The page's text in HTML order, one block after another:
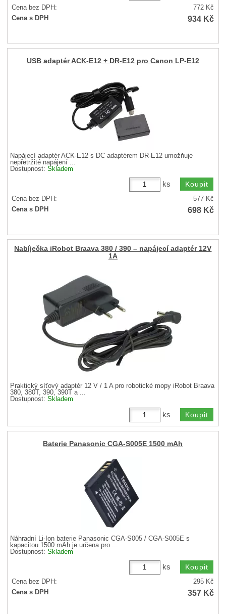
Cena bez DPH: 772 Kč
Cena s DPH
934 Kč
USB adaptér ACK-E12 + DR-E12 pro Canon LP-E12
Napájecí adaptér ACK-E12 s DC adaptérem DR-E12 umožňuje
nepřetržité napájení ...
Dostupnost:Skladem
ks
Cena bez DPH: 577 Kč
Cena s DPH
698 Kč
Nabíječka iRobot Braava 380 / 390 – napájecí adaptér 12V
1A
Praktický síťový adaptér 12 V / 1 A pro robotické mopy iRobot Braava
380, 380T, 390, 390T a ...
Dostupnost:Skladem
ks
Cena s DPH
Baterie Panasonic CGA-S005E 1500 mAh
Náhradní Li-Ion baterie Panasonic CGA-S005 / CGA-S005E s
kapacitou 1500 mAh je určena pro ...
Dostupnost:Skladem
ks
Cena bez DPH: 295 Kč
Cena s DPH
357 Kč